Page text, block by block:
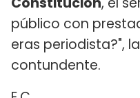
público con
eras periodista?",
contundente.